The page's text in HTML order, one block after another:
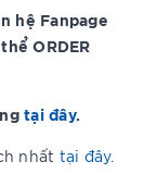
hệ Fanpage
ORDER
tại đây.
nhất tại đây.